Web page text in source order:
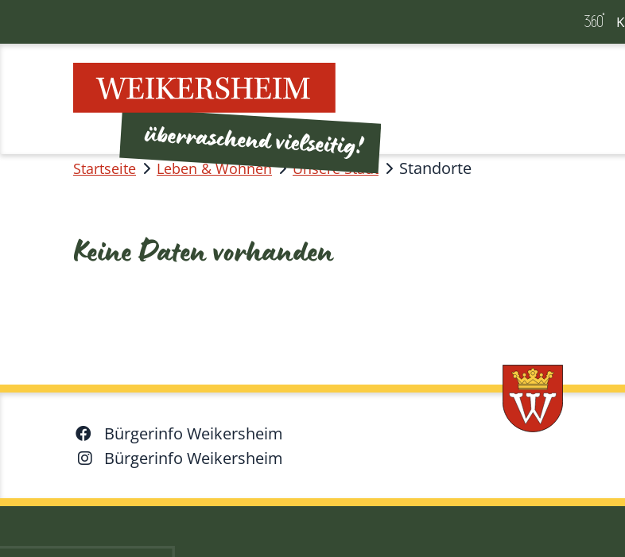
Startseite Leben & Wohnen Unsere Stadt Standorte
Keine Daten vorhanden
Bürgerinfo Weikersheim
Bürgerinfo Weikersheim